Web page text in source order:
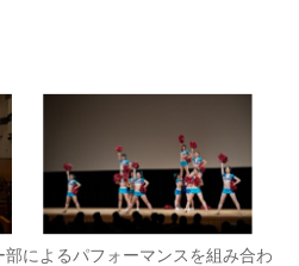
によるパフォーマンスを組み合わ